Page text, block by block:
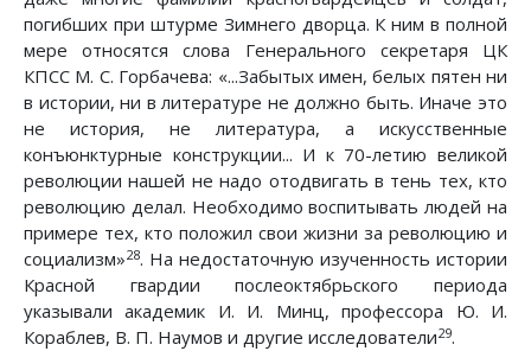
погибших при штурме Зимнего дворца. К ним в полной
мере относятся слова Генерального секретаря ЦК
КПСС М. С. Горбачева: «...Забытых имен, белых пятен ни
в истории, ни в литературе не должно быть. Иначе это
не история, не литература, а искусственные
конъюнктурные конструкции... И к 70-летию великой
революции нашей не надо отодвигать в тень тех, кто
революцию делал. Необходимо воспитывать людей на
примере тех, кто положил свои жизни за революцию и
социализм»28. На недостаточную изученность истории
Красной гвардии послеоктябрьского периода
указывали академик И. И. Минц, профессора Ю. И.
Кораблев, В. П. Наумов и другие исследователи29.